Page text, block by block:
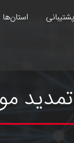
پشتیبانی استان‌ها
- بسته